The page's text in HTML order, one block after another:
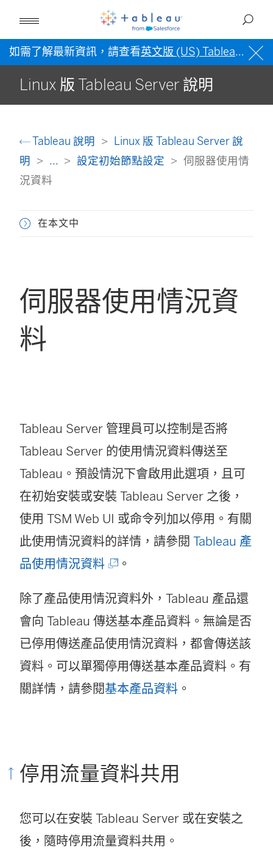
如需了解最新資訊，請查看英文版 (US) Tableau 說明
Linux 版 Tableau Server 說明
Tableau 說明
Linux 版 Tableau Server 說
明
... 設定初始節點設定
伺服器使用情
況資料
在本文中
伺服器使用情況資
料
Tableau Server 管理員可以控制是否將
Tableau Server 的使用情況資料傳送至
Tableau。預設情況下會啟用此選項，且可
在初始安裝或安裝 Tableau Server 之後，
使用 TSM Web UI 或命令列加以停用。有關
此使用情況資料的詳情，請參閱 Tableau 產
品使用情況資料(
結
在
新
視
窗
)
。
除了產品使用情況資料外，Tableau 產品還
會向 Tableau 傳送基本產品資料。無論是否
已停用傳送產品使用情況資料，都會傳送該
資料。可以單獨停用傳送基本產品資料。有
關詳情，請參閱基本產品資料 。
停用流量資料共用
您可以在安裝 Tableau Server 或在安裝之
後，隨時停用流量資料共用。